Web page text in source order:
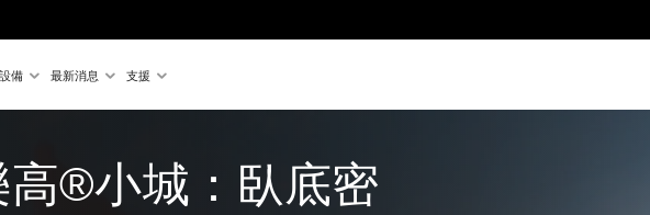
備 最新消息 支援
高®小城：臥底密